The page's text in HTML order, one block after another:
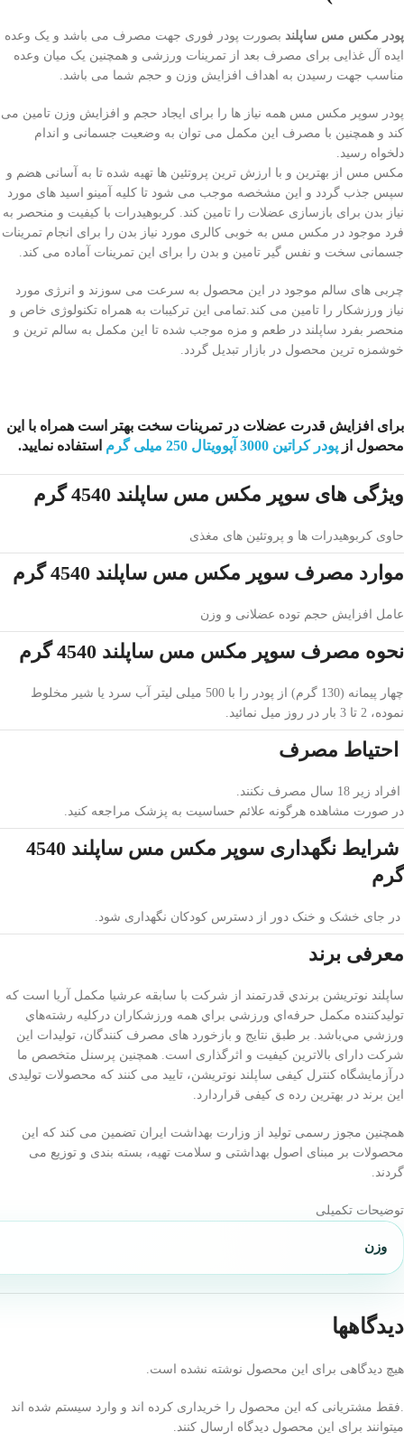
پودر مکس مس ساپلند بصورت پودر فوری جهت مصرف می باشد و یک وعده
ایده آل غذایی برای مصرف بعد از تمرینات ورزشی و همچنین یک میان وعده
مناسب جهت رسیدن به اهداف افزایش وزن و حجم شما می باشد.
پودر سوپر مکس مس همه نیاز ها را برای ایجاد حجم و افزایش وزن تامین می
کند و همچنین با مصرف این مکمل می توان به وضعیت جسمانی و اندام
دلخواه رسید.
مکس مس از بهترین و با ارزش ترین پروتئین ها تهیه شده تا به آسانی هضم و
سپس جذب گردد و این مشخصه موجب می شود تا کلیه آمینو اسید های مورد
نیاز بدن برای بازسازی عضلات را تامین کند. کربوهیدرات با کیفیت و منحصر به
فرد موجود در مکس مس به خوبی کالری مورد نیاز بدن را برای انجام تمرینات
جسمانی سخت و نفس گیر تامین و بدن را برای این تمرینات آماده می کند.
چربی های سالم موجود در این محصول به سرعت می سوزند و انرژی مورد
نیاز ورزشکار را تامین می کند.تمامی این ترکیبات به همراه تکنولوژی خاص و
منحصر بفرد ساپلند در طعم و مزه موجب شده تا این مکمل به سالم ترین و
خوشمزه ترین محصول در بازار تبدیل گردد.
برای افزایش قدرت عضلات در تمرینات سخت بهتر است همراه با این
محصول از پودر کراتین 3000 آپوویتال 250 میلی گرم استفاده نمایید.
ویژگی های سوپر مكس مس ساپلند 4540 گرم
حاوی کربوهیدرات ها و پروتئین های مغذی
موارد مصرف سوپر مكس مس ساپلند 4540 گرم
عامل افزایش حجم توده عضلانی و وزن
نحوه مصرف سوپر مكس مس ساپلند 4540 گرم
چهار پیمانه (130 گرم) از پودر را با 500 میلی لیتر آب سرد یا شیر مخلوط
نموده، 2 تا 3 بار در روز میل نمائید.
احتیاط مصرف
افراد زیر 18 سال مصرف نکنند.
در صورت مشاهده هرگونه علائم حساسیت به پزشک مراجعه کنید.
شرایط نگهداری سوپر مكس مس ساپلند 4540
گرم
در جای خشک و خنک دور از دسترس کودکان نگهداری شود.
معرفی برند
ساپلند نوتريشن برندي قدرتمند از شرکت با سابقه عرشيا مکمل آريا است که
توليدکننده مکمل حرفه‌اي ورزشي براي همه ورزشکاران درکليه رشته‌هاي
ورزشي مي‌باشد. بر طبق نتایج و بازخورد های مصرف کنندگان، تولیدات این
شرکت دارای بالاترین کیفیت و اثرگذاری است. همچنین پرسنل متخصص ما
درآزمایشگاه کنترل کیفی ساپلند نوتریشن، تایید می کنند که محصولات تولیدی
این برند در بهترین رده ی کیفی قراردارد.
همچنین مجوز رسمی تولید از وزارت بهداشت ایران تضمین می کند که این
محصولات بر مبنای اصول بهداشتی و سلامت تهیه، بسته بندی و توزیع می
گردند.
توضیحات تکمیلی
وزن
دیدگاهها
هیچ دیدگاهی برای این محصول نوشته نشده است.
.فقط مشتریانی که این محصول را خریداری کرده اند و وارد سیستم شده اند
میتوانند برای این محصول دیدگاه ارسال کنند.